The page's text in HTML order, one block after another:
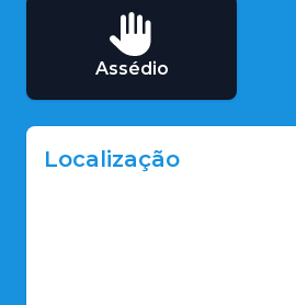
Assédio
Localização